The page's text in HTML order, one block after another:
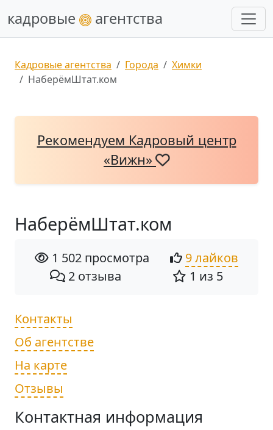
кадровые агентства
Кадровые агентства Города
Химки
НаберёмШтат.ком
Рекомендуем Кадровый центр
«Вижн»
НаберёмШтат.ком
1 502 просмотра
9 лайков
2 отзыва
1 из 5
Контакты
Об агентстве
На карте
Отзывы
Контактная информация